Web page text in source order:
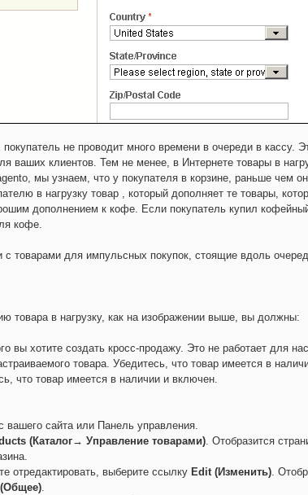
не проводит много времени в очереди в кассу.
ваших клиентов. Тем не менее, в Интернете товары в
мы узнаем, что у покупателя в корзине, раньше чем
в нагрузку товар , который дополняет те товары,
дополнением к кофе. Если покупатель купил
кофе.
с товарами для импульсных покупок, стоящие вдоль
товара в нагрузку, как на изображении выше, вы должны:
вы хотите создать кросс-продажу. Это не работает для
товара. Убедитесь, что товар имеется в
что товар имеется в наличии и включен.
вашего сайта или Панель управления.
(Каталог→ Управление товарами). Отобразится
отредактировать, выберите ссылку Edit (Изменить).
.